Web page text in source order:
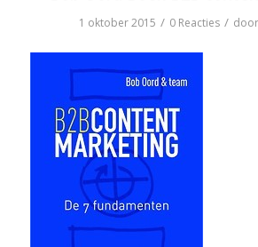
1 oktober 2015 / 0 Reacties / door